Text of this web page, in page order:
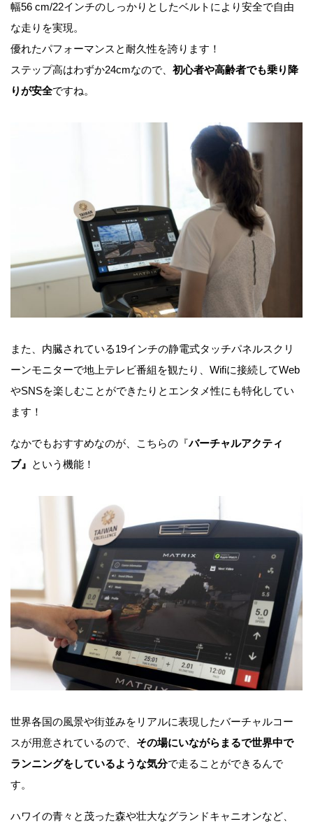
幅56 cm/22インチのしっかりとしたベルトにより安全で自由
な走りを実現。
優れたパフォーマンスと耐久性を誇ります！
ステップ高はわずか24cmなので、 初心者や高齢者でも乗り降
りが安全ですね。
また、内臓されている19インチの静電式タッチパネルスクリ
ーンモニターで地上テレビ番組を観たり、Wifiに接続してWeb
やSNSを楽しむことができたりとエンタメ性にも特化してい
ます！
なかでもおすすめなのが、こちらの『バーチャルアクティ
ブ』 という機能！
世界各国の風景や街並みをリアルに表現したバーチャルコー
スが用意されているので、 その場にいながらまるで世界中で
ランニングをしているような気分で走ることができるんで
す。
ハワイの青々と茂った森や壮大なグランドキャニオンなど、